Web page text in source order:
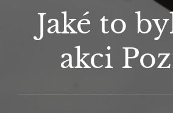
Jaké to
akci